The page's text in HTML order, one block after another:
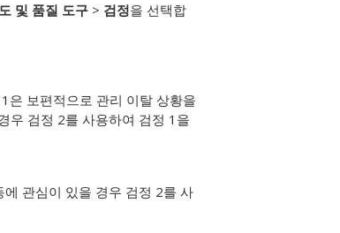
및 품질 도구 > 검정을 선택합
은 보편적으로 관리 이탈 상황을
우 검정 2를 사용하여 검정 1을
에 관심이 있을 경우 검정 2를 사